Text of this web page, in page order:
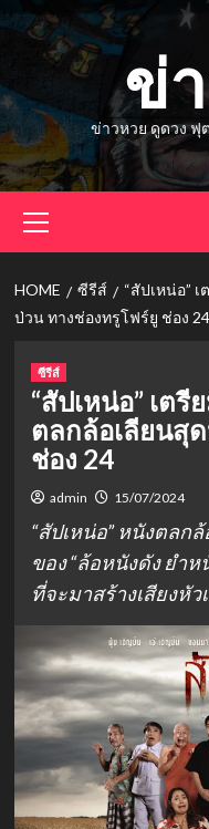
Skip
ข่
ข่าวหวย ดูดวง ฟุ
Menu
HOME ซีรีส์
“สัปเหน่อ”
ป่วน ทางช่องทรูโฟร์ยู ช่อง 24
ซีรีส์
“สัปเหน่อ” เต
ตลกล้อเลียนสุ
ช่อง 24
admin 15/07/2024
“สัปเหน่อ” หนังตลก
ของ “ล้อหนังดัง ยำ
ที่จะมาสร้างเสียงหั